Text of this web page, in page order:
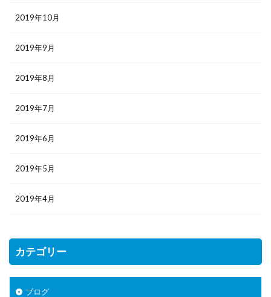
2019年10月
2019年9月
2019年8月
2019年7月
2019年6月
2019年5月
2019年4月
カテゴリー
ブログ